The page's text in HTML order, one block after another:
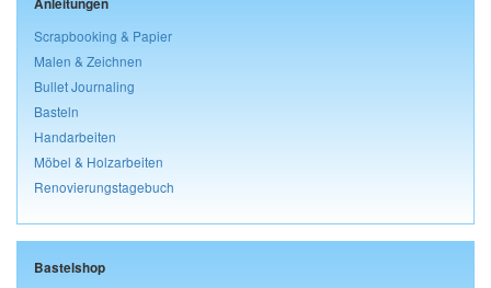
Anleitungen
Scrapbooking & Papier
Malen & Zeichnen
Bullet Journaling
Basteln
Handarbeiten
Möbel & Holzarbeiten
Renovierungstagebuch
Bastelshop